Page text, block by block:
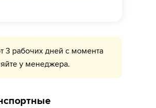
3 рабочих дней с момента
у менеджера.